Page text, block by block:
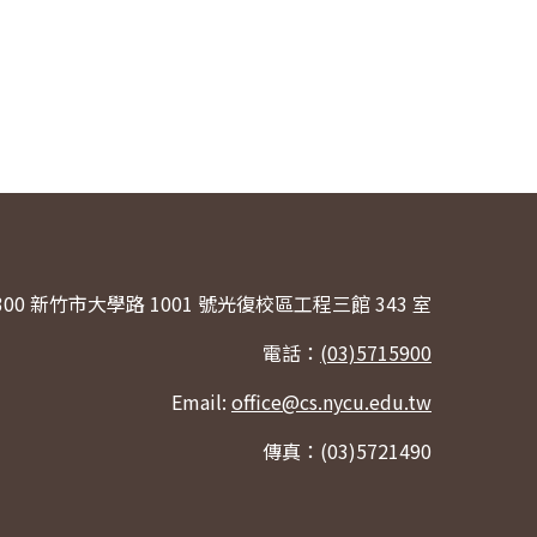
新竹市大學路 1001 號光復校區工程三館 343 室
電話： (03)5715900
Email: office@cs.nycu.edu.tw
傳真：(03)5721490